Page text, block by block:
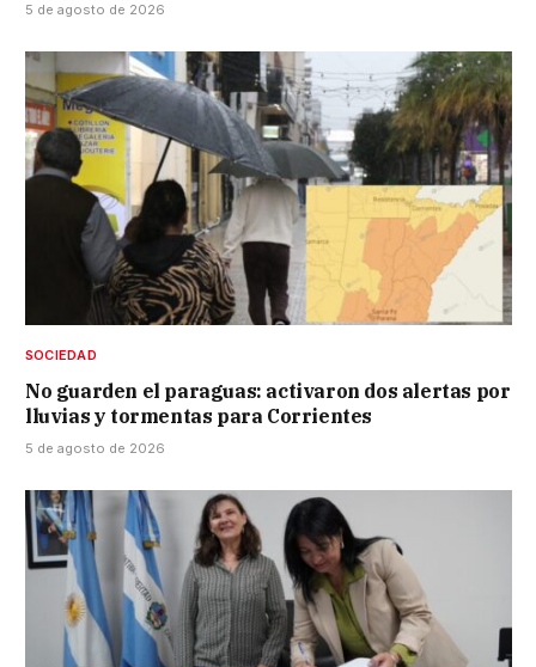
5 de agosto de 2026
SOCIEDAD
No guarden el paraguas: activaron dos alertas por
lluvias y tormentas para Corrientes
5 de agosto de 2026